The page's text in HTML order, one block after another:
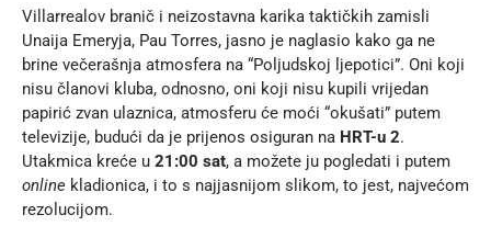
Villarrealov branič i neizostavna karika taktičkih zamisli
Unaija Emeryja, Pau Torres, jasno je naglasio kako ga ne
brine večerašnja atmosfera na “Poljudskoj ljepotici”. Oni koji
nisu članovi kluba, odnosno, oni koji nisu kupili vrijedan
papirić zvan ulaznica, atmosferu će moći “okušati” putem
televizije, budući da je prijenos osiguran na HRT-u 2.
Utakmica kreće u 21:00 sat, a možete ju pogledati i putem
online kladionica, i to s najjasnijom slikom, to jest, najvećom
rezolucijom.